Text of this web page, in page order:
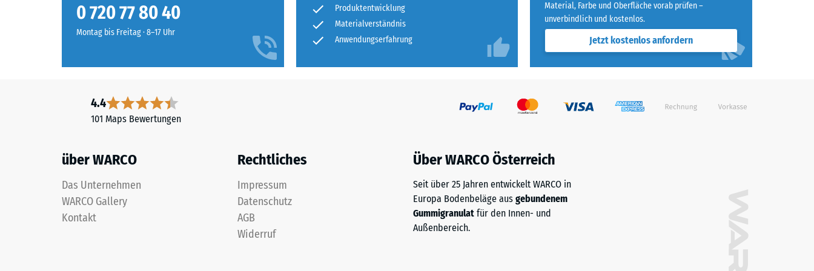
Produkten
Schiefergrau
Reifenverwertung
schiefergrau
pigmentierten
Bindemittel
gleichmäßig
umhüllt.
Abriebfestigkeit - Beständigkeit gegen abrasiven Verschleiß - Skalenwert 5 = "ausgezeichnet" (BS 7188)
Wasserdurchlässigkeit (EN 12616) - Skalenwert 2 = Infiltration bis zu 10 mm/h (10 l/h/m²)
Wärmedämmung - Skalenwert 5 = Wärmeleitfähigkeit ca. 0,07 W/(m·K)
Frostbeständig
=
ca.
0,5
mm
ausgewählt.
0 720 77 80 40
Montag bis Freitag · 8–17 Uhr
Produktentwicklung
Materialverständnis
Anwendungserfahrung
Material, Farbe und Oberfläche vorab prüfen –
unverbindlich und kostenlos.
Jetzt kostenlos anfordern
4.4
101 Maps Bewertungen
über WARCO
Das Unternehmen
WARCO Gallery
Kontakt
Rechtliches
Impressum
Datenschutz
AGB
Widerruf
Über WARCO Österreich
Seit über 25 Jahren entwickelt WARCO in
Europa Bodenbeläge aus gebundenem
Gummigranulat für den Innen- und
Außenbereich.